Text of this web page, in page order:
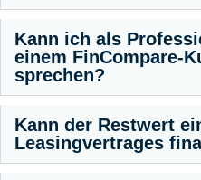
Kann ich als
einem FinCompare-
sprechen?
Kann der Restwert
Leasingvertrages